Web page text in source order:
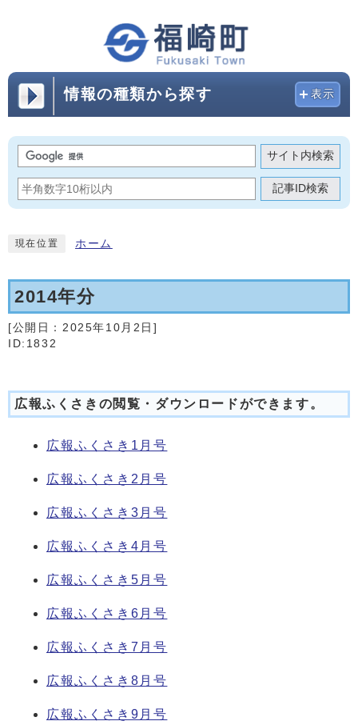
情報の種類から探す 表示
サイト内検索
記事ID検索
現在位置 ホーム
2014年分
[公開日： 2025年10月2日 ]
ID:1832
広報ふくさきの閲覧・ダウンロードができます。
広報ふくさき1月号
広報ふくさき2月号
広報ふくさき3月号
広報ふくさき4月号
広報ふくさき5月号
広報ふくさき6月号
広報ふくさき7月号
広報ふくさき8月号
広報ふくさき9月号